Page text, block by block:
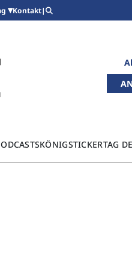
Kontakt|
KÖNIGSTICKERTAG